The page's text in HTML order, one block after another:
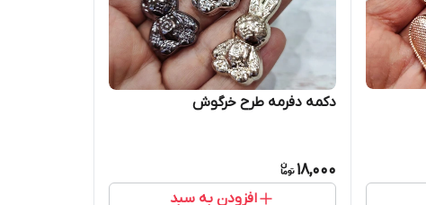
دکمه دفرمه طرح خرگوش
18,000
افزودن به سبد